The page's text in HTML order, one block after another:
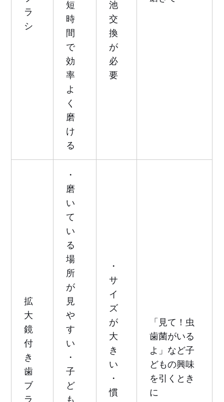
ラ
シ
短
時
間
で
効
率
よ
く
磨
け
る
池
交
換
が
必
要
拡
大
鏡
付
き
歯
ブ
ラ
・
磨
い
て
い
る
場
所
が
見
や
す
い
・
子
ど
も
・
サ
イ
ズ
が
大
き
い
・
慣
「見て！虫
歯菌がいる
よ」など子
どもの興味
を引くとき
に